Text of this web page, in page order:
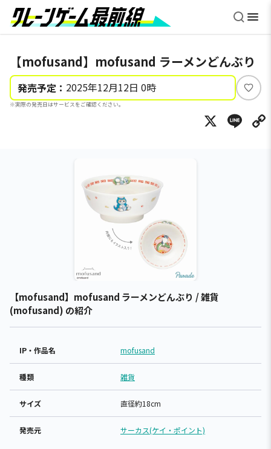
【mofusand】mofusand ラーメンどんぶり
発売予定： 2025年12月12日 0時
※実際の発売日はサービスをご確認ください。
い
ね
X
【mofusand】mofusand ラーメンどんぶり / 雑貨
(mofusand) の紹介
IP・作品名 mofusand
種類 雑貨
サイズ 直径約18cm
発売元 サーカス(ケイ・ポイント)